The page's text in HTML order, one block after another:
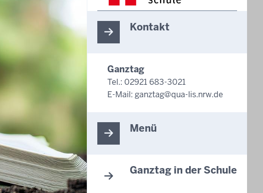
Kontakt
Ganztag
Tel.: 02921 683-3021
E-Mail: ganztag@qua-lis.nrw.de
Menü
Ganztag in der Schule